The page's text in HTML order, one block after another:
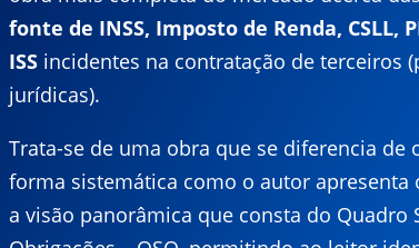
fonte de INSS, Imposto de Renda, CSLL,
ISSincidentes na contratação de terceiros
jurídicas).
Trata-se de uma obra que se diferencia de
forma sistemática como o autor apresenta
a visão panorâmica que consta do Quadro